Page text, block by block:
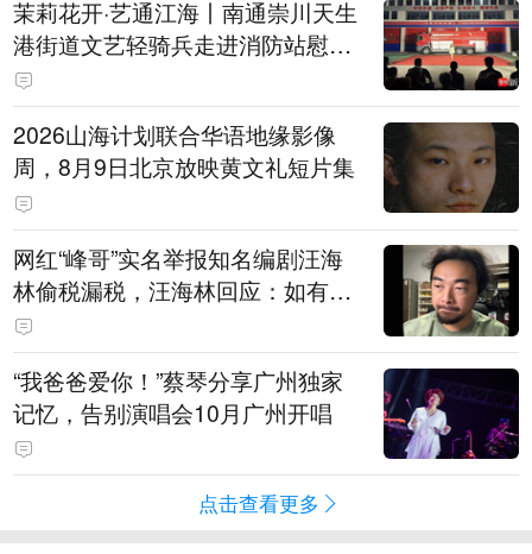
茉莉花开·艺通江海丨南通崇川天生
港街道文艺轻骑兵走进消防站慰问
火焰蓝
2026山海计划联合华语地缘影像
周，8月9日北京放映黄文礼短片集
网红“峰哥”实名举报知名编剧汪海
林偷税漏税，汪海林回应：如有违
法行为，相关机构自会进行评判和
处理，清者自清，无需一一回应
“我爸爸爱你！”蔡琴分享广州独家
记忆，告别演唱会10月广州开唱
点击查看更多